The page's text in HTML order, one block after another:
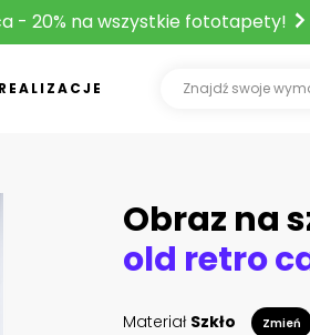
- 20% na wszystkie fototapety!
REALIZACJE
Obraz na
Materiał Szkło Zmień